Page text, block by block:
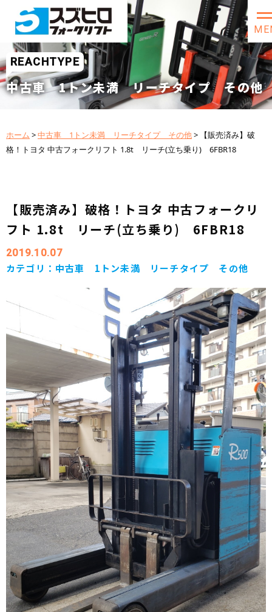
REACHTYPE
中古車 1トン未満 リーチタイプ その他
ホーム >中古車 1トン未満 リーチタイプ その他>
【販売済み】破
格！トヨタ 中古フォークリフト 1.8t リーチ(立ち乗り) 6FBR18
【販売済み】破格！トヨタ 中古フォークリ
フト 1.8t リーチ(立ち乗り) 6FBR18
2019.10.07
カテゴリ： 中古車 1トン未満 リーチタイプ その他